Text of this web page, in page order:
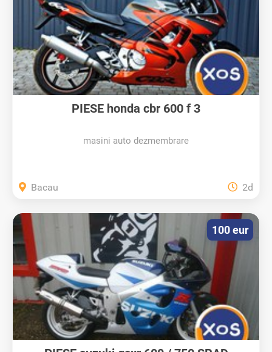
PIESE honda cbr 600 f 3
masini auto dezmembrare
Bacau 2d
100 eur